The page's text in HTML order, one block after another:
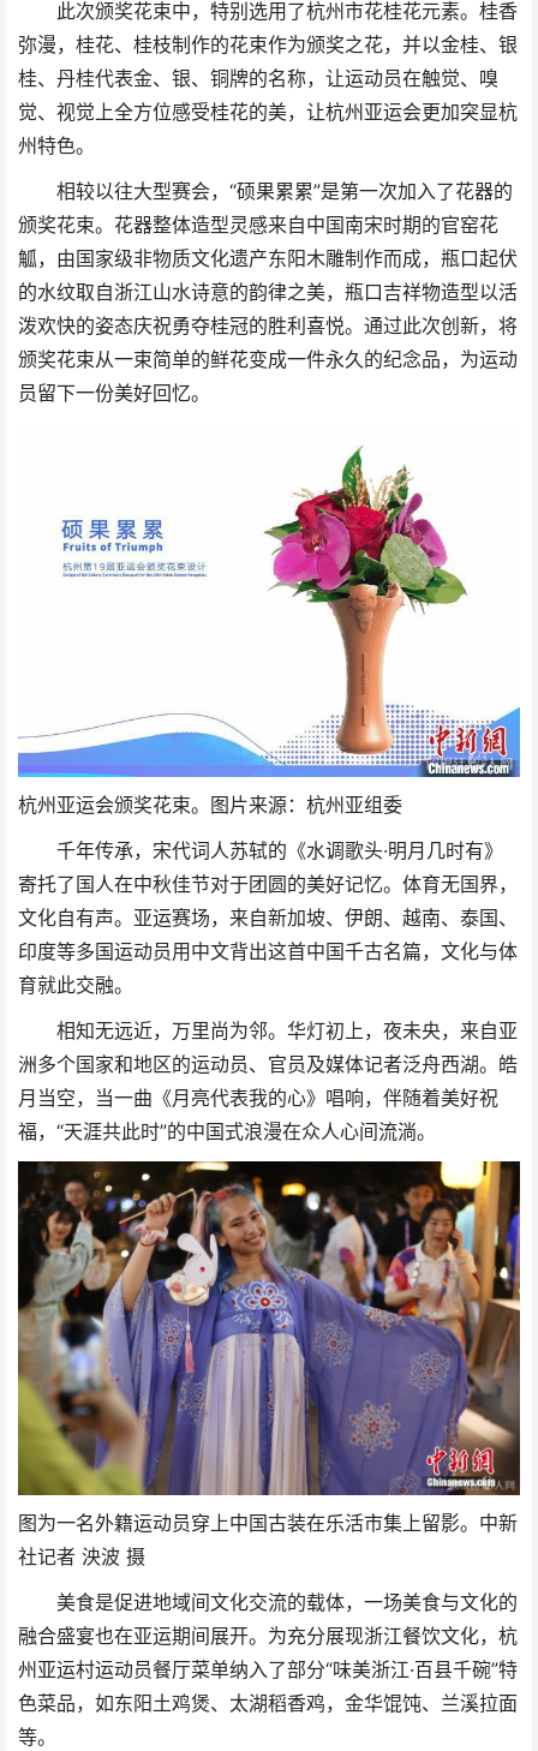
此次颁奖花束中，特别选用了杭州市花桂花元素。桂香
弥漫，桂花、桂枝制作的花束作为颁奖之花，并以金桂、银
桂、丹桂代表金、银、铜牌的名称，让运动员在触觉、嗅
觉、视觉上全方位感受桂花的美，让杭州亚运会更加突显杭
州特色。
相较以往大型赛会，“硕果累累”是第一次加入了花器的
颁奖花束。花器整体造型灵感来自中国南宋时期的官窑花
觚，由国家级非物质文化遗产东阳木雕制作而成，瓶口起伏
的水纹取自浙江山水诗意的韵律之美，瓶口吉祥物造型以活
泼欢快的姿态庆祝勇夺桂冠的胜利喜悦。通过此次创新，将
颁奖花束从一束简单的鲜花变成一件永久的纪念品，为运动
员留下一份美好回忆。
杭州亚运会颁奖花束。图片来源：杭州亚组委
千年传承，宋代词人苏轼的《水调歌头·明月几时有》
寄托了国人在中秋佳节对于团圆的美好记忆。体育无国界，
文化自有声。亚运赛场，来自新加坡、伊朗、越南、泰国、
印度等多国运动员用中文背出这首中国千古名篇，文化与体
育就此交融。
相知无远近，万里尚为邻。华灯初上，夜未央，来自亚
洲多个国家和地区的运动员、官员及媒体记者泛舟西湖。皓
月当空，当一曲《月亮代表我的心》唱响，伴随着美好祝
福，“天涯共此时”的中国式浪漫在众人心间流淌。
图为一名外籍运动员穿上中国古装在乐活市集上留影。中新
社记者 泱波 摄
美食是促进地域间文化交流的载体，一场美食与文化的
融合盛宴也在亚运期间展开。为充分展现浙江餐饮文化，杭
州亚运村运动员餐厅菜单纳入了部分“味美浙江·百县千碗”特
色菜品，如东阳土鸡煲、太湖稻香鸡，金华馄饨、兰溪拉面
等。